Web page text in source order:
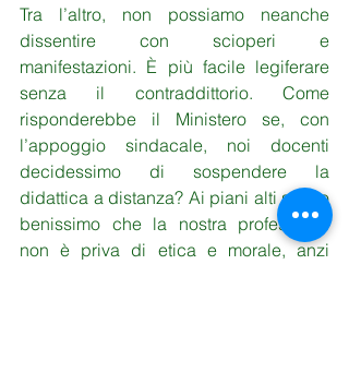
Tra l’altro, non possiamo neanche
dissentire con scioperi e
manifestazioni. È più facile legiferare
senza il contraddittorio. Come
risponderebbe il Ministero se, con
l’appoggio sindacale, noi docenti
decidessimo di sospendere la
didattica a distanza? Ai piani alti sanno
benissimo che la nostra professione
non è priva di etica e morale, anzi